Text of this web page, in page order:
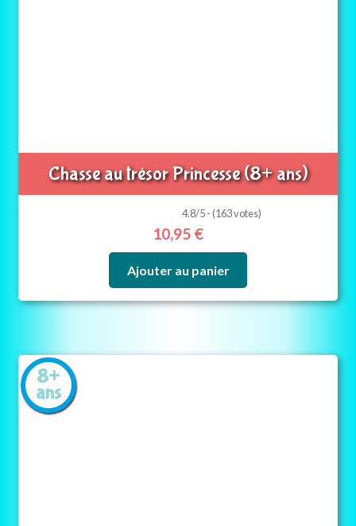
Chasse au trésor Princesse (8+ ans)
4.8/5 - (163 votes)
10,95 €
Ajouter au panier
8+
ans